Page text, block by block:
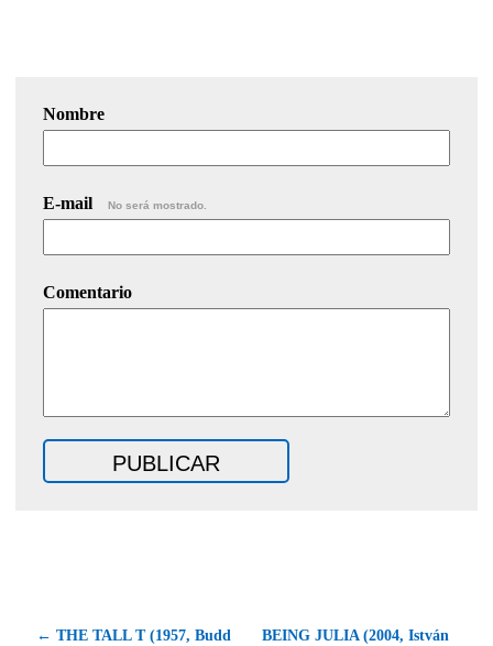
Nombre
E-mail No será mostrado.
Comentario
← THE TALL T (1957, Budd BEING JULIA (2004, István